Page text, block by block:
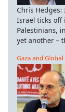
Chris Hedges:
Israel ticks off
Palestinians,
yet another –
Gaza and